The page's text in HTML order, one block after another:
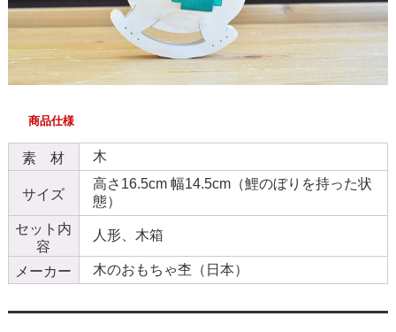
商品仕様
素 材 木
サイズ
高さ16.5cm 幅14.5cm（鯉のぼりを持った状
態）
セット内
容
人形、木箱
メーカー 木のおもちゃ杢（日本）